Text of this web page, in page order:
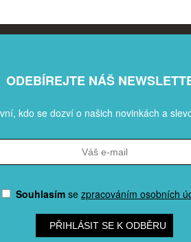
ODEBÍREJTE NÁŠ
kdo se dozví o našich novinkách a
Souhlasím se zpracováním osobních
PŘIHLÁSIT SE K ODBĚRU